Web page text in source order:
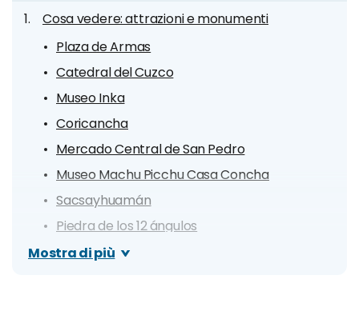
Cosa vedere: attrazioni e monumenti
Plaza de Armas
Catedral del Cuzco
Museo Inka
Coricancha
Mercado Central de San Pedro
Museo Machu Picchu Casa Concha
Sacsayhuamán
Piedra de los 12 ángulos
Quartiere di San Blas
Mostra di più